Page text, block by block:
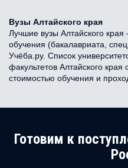
Вузы Алтайского края
Лучшие вузы Алтайского
обучения (бакалавриата,
Учёба.ру. Список
факультетов Алтайского
стоимостью обучения и
Готовим к